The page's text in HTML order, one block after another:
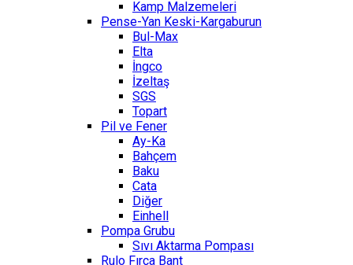
Kamp Malzemeleri
Pense-Yan Keski-Kargaburun
Bul-Max
Elta
İngco
İzeltaş
SGS
Topart
Pil ve Fener
Ay-Ka
Bahçem
Baku
Cata
Diğer
Einhell
Pompa Grubu
Sıvı Aktarma Pompası
Rulo Fırça Bant